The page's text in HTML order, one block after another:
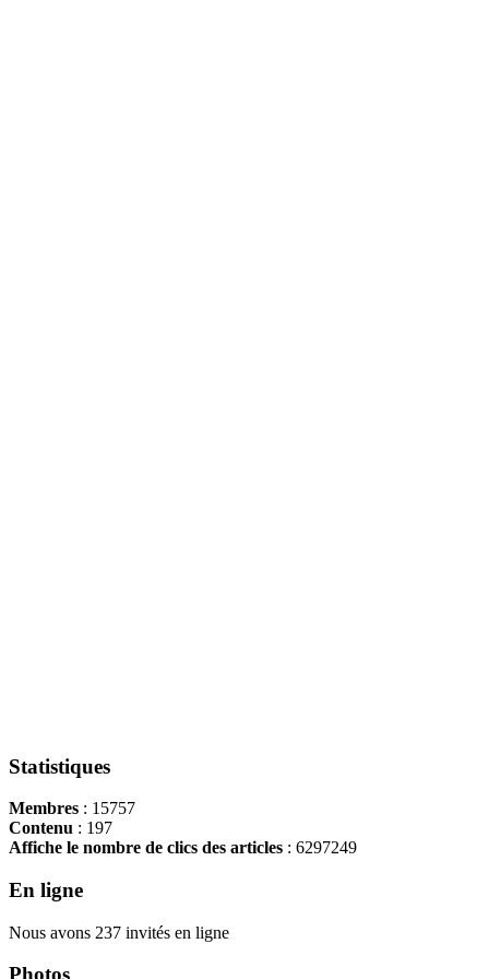
Statistiques
Membres : 15757
Contenu : 197
Affiche le nombre de clics des articles : 6297249
En ligne
Nous avons 237 invités en ligne